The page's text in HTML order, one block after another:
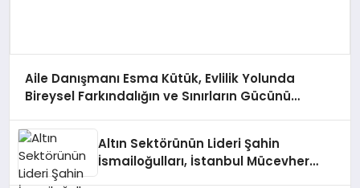
Aile Danışmanı Esma Kütük, Evlilik Yolunda
Bireysel Farkındalığın ve Sınırların Gücünü
Altın Sektörünün Lideri Şahin
İsmailoğulları, İstanbul Mücevher